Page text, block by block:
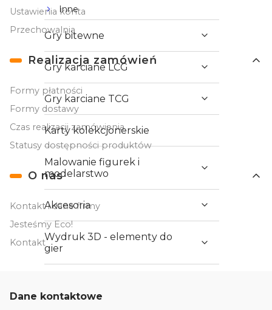
Inne
Gry bitewne
Gry karciane LCG
Gry karciane TCG
Karty kolekcjonerskie
Malowanie figurek i
modelarstwo
Akcesoria
Wydruk 3D - elementy do
gier
Ustawienia konta
Przechowalnia
Realizacja zamówień
Formy płatności
Formy dostawy
Czas realizacji zamówienia
Statusy dostępności produktów
O nas
Kontakt i dane firmy
Jesteśmy Eco!
Kontakt
Dane kontaktowe